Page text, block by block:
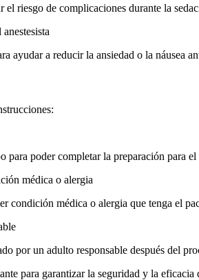
riesgo de complicaciones durante la
ayudar a reducir la ansiedad o la náusea
para poder completar la preparación para
médica o alergia
condición médica o alergia que tenga el
por un adulto responsable después del
para garantizar la seguridad y la eficacia